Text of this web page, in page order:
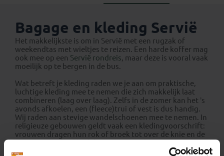
Bagage en kleding Servië
Het makkelijkste is om in Servië met een rugzak of
weekendtas met wieltjes te reizen. Een harde koffer mag
ook mee op een Servië rondreis, maar deze is vooral vaak
moeilijk op te bergen in de bus.
Wat betreft je kleding raden we je aan om praktische,
luchtige kleding mee te nemen die zich makkelijk laat
combineren (laag over laag). Zelfs in de zomer kan het ’s
avonds afkoelen, een (fleece)trui of vest is dus handig.
Wij raden aan stevige wandelschoenen mee te nemen. In
religieuze gebouwen geldt vaak een kledingvoorschrift:
vrouwen dragen hun rok of broek tot over de knie en de
armen zijn geheel bedekt en mannen dragen daar een
lange broek en bedekken hun armen tot op de elleboog.